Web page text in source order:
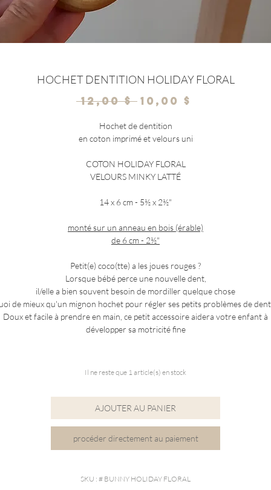
HOCHET DENTITION HOLIDAY FLORAL
12,00 $ Prix
10,00 $
Hochet de dentition
en coton imprimé et velours uni
COTON HOLIDAY FLORAL
VELOURS MINKY LATTÉ
14 x 6 cm - 5½ x 2½"
monté sur un anneau en bois (érable)
de 6 cm - 2½"
Petit(e) coco(tte) a les joues rouges ?
Lorsque bébé perce une nouvelle dent,
il/elle a bien souvent besoin de mordiller quelque chose
de mieux qu'un mignon hochet pour régler ses petits problèmes de
Doux et facile à prendre en main, ce petit accessoire aidera votre enfant à
développer sa motricité fine
Il ne reste que 1 article(s) en stock
AJOUTER AU PANIER
procéder directement au paiement
SKU : # BUNNY HOLIDAY FLORAL